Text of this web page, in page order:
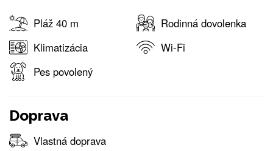
Pláž 40 m
Rodinná dovolenka
Klimatizácia
Wi-Fi
Pes povolený
Doprava
Vlastná doprava